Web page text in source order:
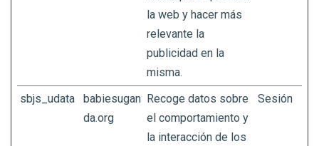
la web y hacer más
relevante la
publicidad en la
misma.
sbjs_udata
babiesugan
da.org
Recoge datos sobre
el comportamiento y
la interacción de los
Sesión